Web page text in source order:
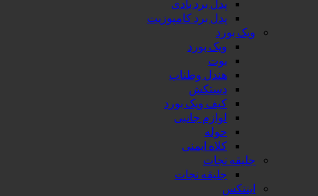
پدل برد بادی
پدل برد کامپوزیت
ویک بورد
ویک بورد
بوت
هندل وطناب
دستکش
کیف ویک بورد
لوازم جانبی
حوله
کلاه ایمنی
جلیقه نجات
جلیقه نجات
اینتکس